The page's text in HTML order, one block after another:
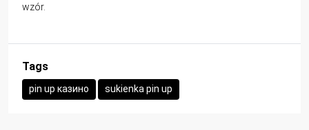
wzór.
Tags
pin up казино sukienka pin up